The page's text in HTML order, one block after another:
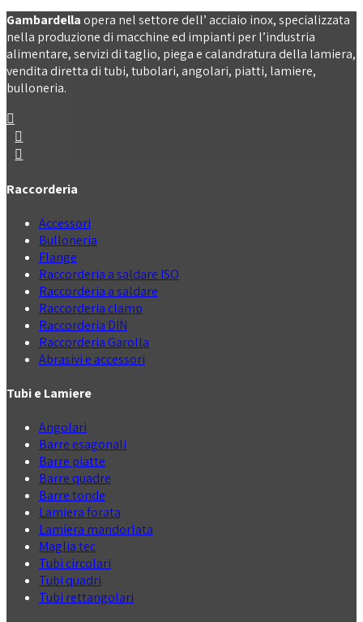
Gambardellaopera nel settore dell’ acciaio inox, specializzata
nella produzione di macchine ed impianti per l’industria
alimentare, servizi di taglio, piega e calandratura della lamiera,
vendita diretta di tubi, tubolari, angolari, piatti, lamiere,
bulloneria.
Raccorderia
Accessori
Bulloneria
Flange
Raccorderia a saldare ISO
Raccorderia a saldare
Raccorderia clamp
Raccorderia DIN
Raccorderia Garolla
Abrasivi e accessori
Tubi e Lamiere
Angolari
Barre esagonali
Barre piatte
Barre quadre
Barre tonde
Lamiera forata
Lamiera mandorlata
Maglia tec
Tubi circolari
Tubi quadri
Tubi rettangolari